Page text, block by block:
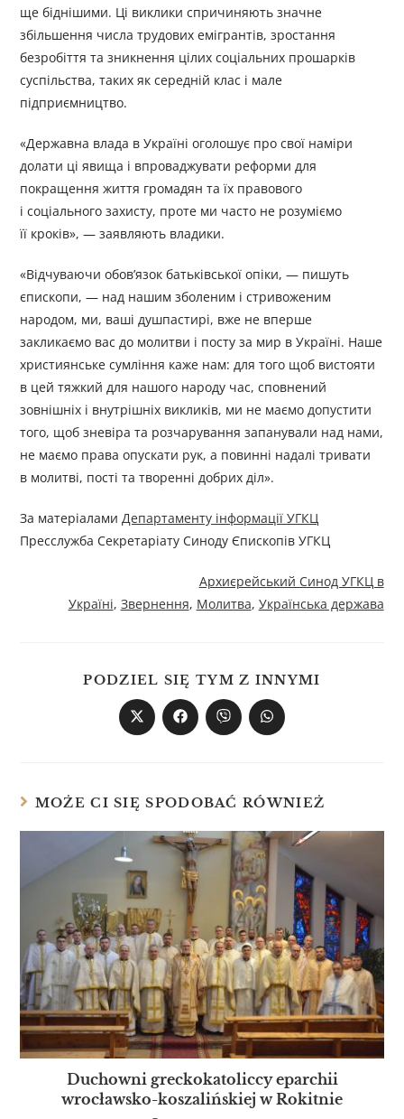
ще біднішими. Ці виклики спричиняють значне
збільшення числа трудових емігрантів, зростання
безробіття та зникнення цілих соціальних прошарків
суспільства, таких як середній клас і мале
підприємництво.
«Державна влада в Україні оголошує про свої наміри
долати ці явища і впроваджувати реформи для
покращення життя громадян та їх правового
і соціального захисту, проте ми часто не розуміємо
її кроків», — заявляють владики.
«Відчуваючи обов’язок батьківської опіки, — пишуть
єпископи, — над нашим зболеним і стривоженим
народом, ми, ваші душпастирі, вже не вперше
закликаємо вас до молитви і посту за мир в Україні. Наше
християнське сумління каже нам: для того щоб вистояти
в цей тяжкий для нашого народу час, сповнений
зовнішніх і внутрішніх викликів, ми не маємо допустити
того, щоб зневіра та розчарування запанували над нами,
не маємо права опускати рук, а повинні надалі тривати
в молитві, пості та творенні добрих діл».
За матеріаламиДепартаменту інформації УГКЦ
Пресслужба Секретаріату Синоду Єпископів УГКЦ
Архиєрейський Синод УГКЦ в
Україні, Звернення, Молитва, Українська держава
PODZIEL SIĘ TYM Z INNYMI
MOŻE CI SIĘ SPODOBAĆ RÓWNIEŻ
Duchowni greckokatoliccy eparchii
wrocławsko-koszalińskiej w Rokitnie